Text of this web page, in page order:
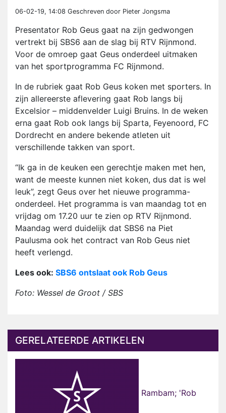
06-02-19, 14:08 Geschreven door Pieter Jongsma
Presentator Rob Geus gaat na zijn gedwongen
vertrekt bij SBS6 aan de slag bij RTV Rijnmond.
Voor de omroep gaat Geus onderdeel uitmaken
van het sportprogramma FC Rijnmond.
In de rubriek gaat Rob Geus koken met sporters. In
zijn allereerste aflevering gaat Rob langs bij
Excelsior – middenvelder Luigi Bruins. In de weken
erna gaat Rob ook langs bij Sparta, Feyenoord, FC
Dordrecht en andere bekende atleten uit
verschillende takken van sport.
“Ik ga in de keuken een gerechtje maken met hen,
want de meeste kunnen niet koken, dus dat is wel
leuk”, zegt Geus over het nieuwe programma-
onderdeel. Het programma is van maandag tot en
vrijdag om 17.20 uur te zien op RTV Rijnmond.
Maandag werd duidelijk dat SBS6 na Piet
Paulusma ook het contract van Rob Geus niet
heeft verlengd.
Lees ook: SBS6 ontslaat ook Rob Geus
Foto: Wessel de Groot / SBS
GERELATEERDE ARTIKELEN
Rambam; 'Rob